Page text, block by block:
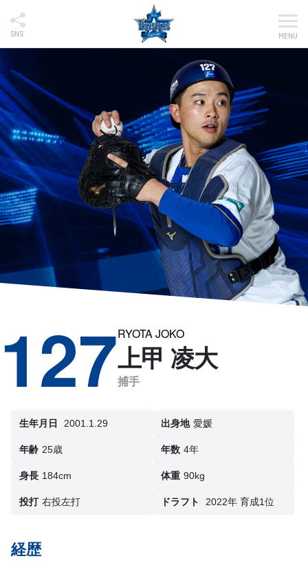
SNS MENU
127RYOTA JOKO
上甲 凌大
捕手
生年月日 2001.1.29 出身地 愛媛
年齢 25歳 年数 4年
身長 184cm 体重 90kg
投打 右投左打 ドラフト 2022年 育成1位
経歴